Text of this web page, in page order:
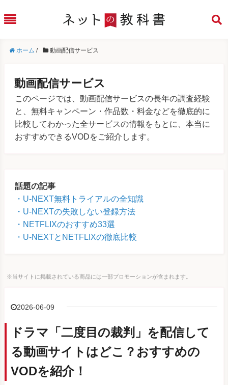
ホーム / 動画配信サービス
動画配信サービス
このページでは、動画配信サービスの長年の調査経験
と、無料キャンペーン・作品数・料金などを徹底的に
比較してわかった全サービスの情報をもとに、本当に
おすすめできるVODをご紹介します。
話題の記事
U-NEXT無料トライアルの全知識
U-NEXTの失敗しない登録方法
NETFLIXのおすすめ33選
U-NEXTとNETFLIXの徹底比較
※当サイトに掲載されている商品には一部プロモーションが含まれます。
2026-06-09
ドラマ「二度目の裁判」を配信して
る動画サイトはどこ？おすすめの
VODを紹介！